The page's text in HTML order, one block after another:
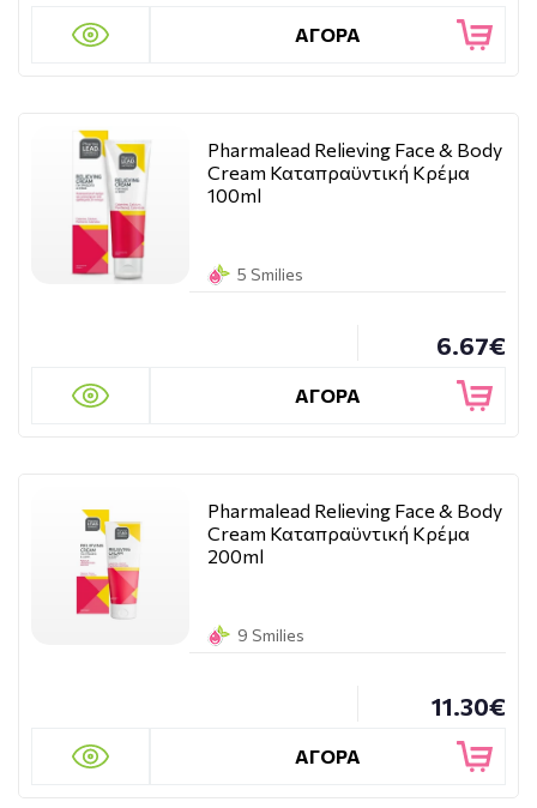
ΑΓΟΡΑ
Pharmalead Relieving Face & Body
Cream Καταπραϋντική Κρέμα
100ml
5 Smilies
6.67€
ΑΓΟΡΑ
Pharmalead Relieving Face & Body
Cream Καταπραϋντική Κρέμα
200ml
9 Smilies
11.30€
ΑΓΟΡΑ